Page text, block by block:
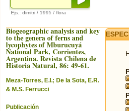
Ejs.: dimitri / 1995 / flora
Biogeographic analysis and key
to the genera of ferns and
lycophytes of Mburucuyá
National Park, Corrientes,
Argentina. Revista Chilena de
Historia Natural, 86: 49-61.
Meza-Torres, E.I.; De la Sota, E.R.
& M.S. Ferrucci
Publicación